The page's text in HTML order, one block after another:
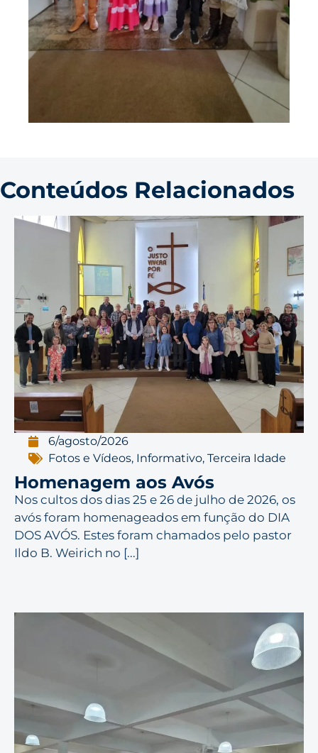
Conteúdos Relacionados
6/agosto/2026
Fotos e Vídeos, Informativo,Terceira Idade
Homenagem aos Avós
Nos cultos dos dias 25 e 26 de julho de 2026, os
avós foram homenageados em função do DIA
DOS AVÓS. Estes foram chamados pelo pastor
Ildo B. Weirich no [...]